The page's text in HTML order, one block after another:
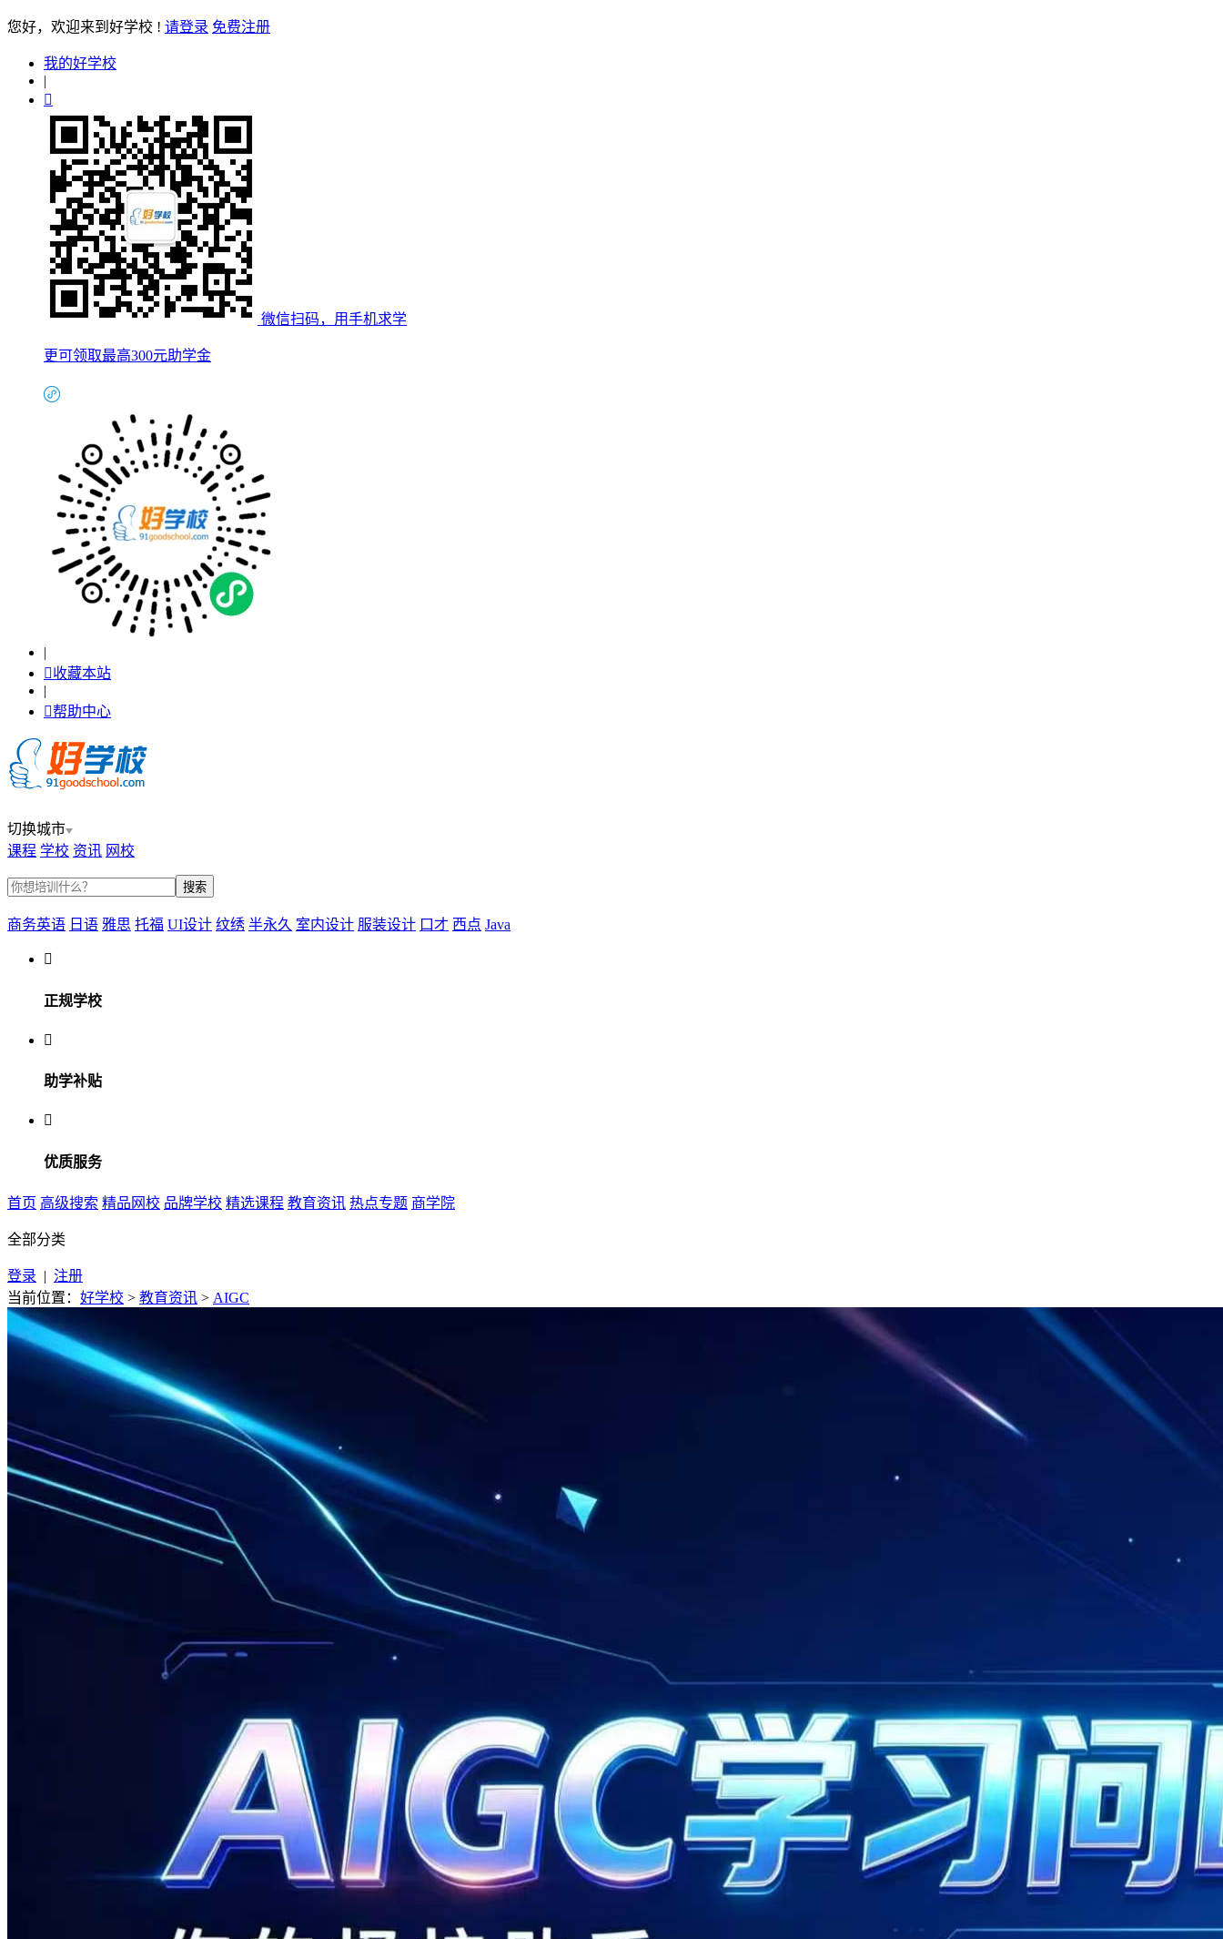
您好，欢迎来到好学校 ! 请登录 免费注册
我的好学校
|

微信扫码，用手机求学
更可领取最高300元助学金
|
收藏本站
|
帮助中心
切换城市
课程 学校 资讯 网校
商务英语 日语 雅思 托福 UI设计 纹绣 半永久 室内设计 服装设计 口才 西点 Java

正规学校

助学补贴

优质服务
首页 高级搜索 精品网校 品牌学校 精选课程 教育资讯 热点专题 商学院
全部分类
登录 | 注册
当前位置： 好学校 > 教育资讯 > AIGC